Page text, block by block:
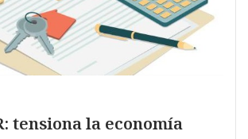
tensiona la economía